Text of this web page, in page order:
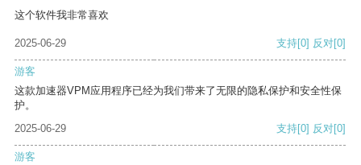
这个软件我非常喜欢
2025-06-29 支持[0] 反对[0]
游客
这款加速器VPM应用程序已经为我们带来了无限的隐私保护和安全性保
护。
2025-06-29
支持[0] 反对[0]
游客